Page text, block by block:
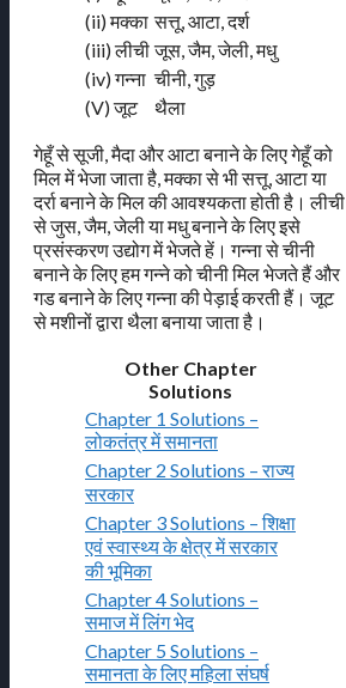
(ii) मक्का सत्तू, आटा, दर्श
(iii) लीची जूस, जैम, जेली, मधु
(iv) गन्ना चीनी, गुड़
(V) जूट
थैला
गेहूँ से सूजी, मैदा और आटा बनाने के लिए गेहूँ को
मिल में भेजा जाता है, मक्का से भी सत्तू, आटा या
दर्रा बनाने के मिल की आवश्यकता होती है। लीची
से जुस, जैम, जेली या मधु बनाने के लिए इसे
प्रसंस्करण उद्योग में भेजते हें। गन्ना से चीनी
बनाने के लिए हम गन्ने को चीनी मिल भेजते हैं और
गड बनाने के लिए गन्ना की पेड़ाई करती हैं। जूट
से मशीनों द्वारा थैला बनाया जाता है।
Other Chapter
Solutions
Chapter 1 Solutions –
लोकतंत्र में समानता
Chapter 2 Solutions – राज्य
सरकार
Chapter 3 Solutions – शिक्षा
एवं स्वास्थ्य के क्षेत्र में सरकार
की भूमिका
Chapter 4 Solutions –
समाज में लिंग भेद
Chapter 5 Solutions –
समानता के लिए महिला संघर्ष